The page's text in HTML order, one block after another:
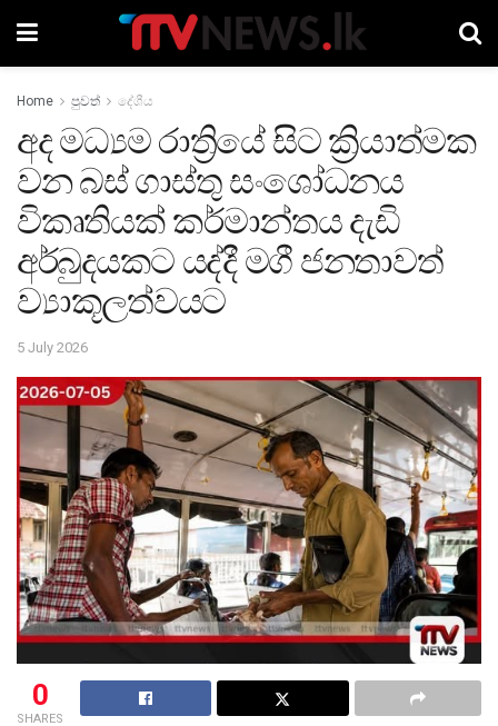
Home පුවත් දේශීය
අද මධ්‍යම රාත්‍රියේ සිට ක්‍රියාත්මක
වන බස් ගාස්තු සංශෝධනය
විකෘතියක් කර්‌මාන්තය දැඩි
අර්‌බුදයකට යද්දී මගී ජනතාවත්
ව්‍යාකූලත්වයට
5 July 2026
0
SHARES